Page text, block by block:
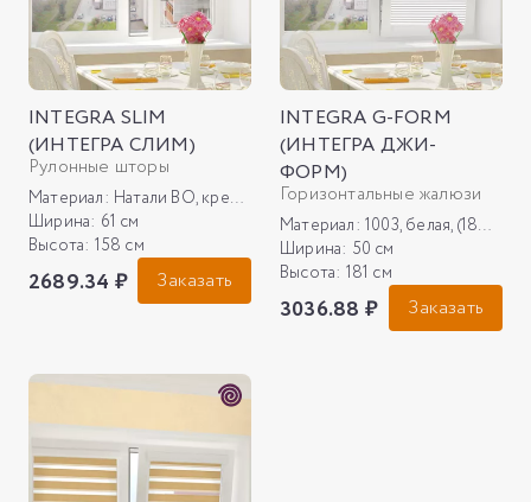
INTEGRA SLIM
(ИНТЕГРА СЛИМ)
Рулонные шторы
Материал: Натали ВО, кремовый 02
Ширина: 61 см
Высота: 158 см
2689.34 ₽ Заказать
INTEGRA G-FORM
(ИНТЕГРА ДЖИ-
ФОРМ)
Горизонтальные жалюзи
Материал: 1003, белая, (18мкм)
Ширина: 50 см
Высота: 181 см
3036.88 ₽ Заказать